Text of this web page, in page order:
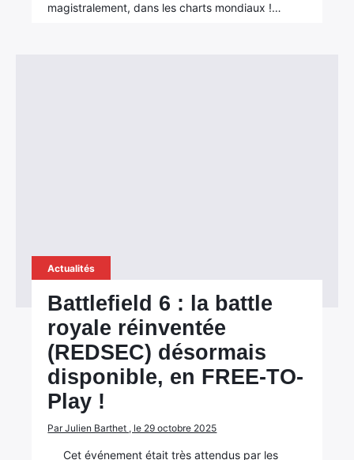
magistralement, dans les charts mondiaux !…
Actualités
Battlefield 6 : la battle
royale réinventée
(REDSEC) désormais
disponible, en FREE-TO-
Play !
Par Julien Barthet , le 29 octobre 2025
Cet événement était très attendus par les